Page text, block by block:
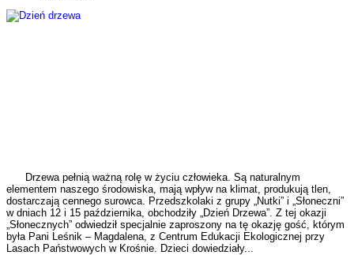
Drzewa pełnią ważną rolę w życiu człowieka. Są naturalnym
elementem naszego środowiska, mają wpływ na klimat, produkują tlen,
dostarczają cennego surowca. Przedszkolaki z grupy „Nutki” i „Słoneczni”
w dniach 12 i 15 października, obchodziły „Dzień Drzewa”. Z tej okazji
„Słonecznych” odwiedził specjalnie zaproszony na tę okazję gość, którym
była Pani Leśnik – Magdalena, z Centrum Edukacji Ekologicznej przy
Lasach Państwowych w Krośnie. Dzieci dowiedziały...